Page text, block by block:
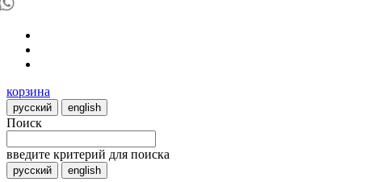
корзина
русский english
Поиск
введите критерий для поиска
русский english